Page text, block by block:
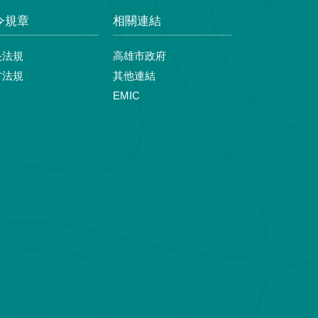
規章
規
規
相關連結
高雄市政府
其他連結
EMIC